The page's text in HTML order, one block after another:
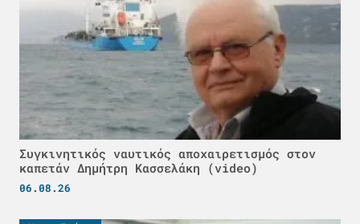
Συγκινητικός ναυτικός αποχαιρετισμός στον
καπετάν Δημήτρη Κασσελάκη (video)
06.08.26